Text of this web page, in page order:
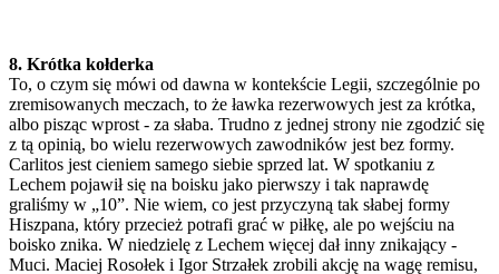
8. Krótka kołderka
To, o czym się mówi od dawna w kontekście Legii, szczególnie po
zremisowanych meczach, to że ławka rezerwowych jest za krótka,
albo pisząc wprost - za słaba. Trudno z jednej strony nie zgodzić się
z tą opinią, bo wielu rezerwowych zawodników jest bez formy.
Carlitos jest cieniem samego siebie sprzed lat. W spotkaniu z
Lechem pojawił się na boisku jako pierwszy i tak naprawdę
graliśmy w „10”. Nie wiem, co jest przyczyną tak słabej formy
Hiszpana, który przecież potrafi grać w piłkę, ale po wejściu na
boisko znika. W niedzielę z Lechem więcej dał inny znikający -
Muci. Maciej Rosołek i Igor Strzałek zrobili akcję na wagę remisu,